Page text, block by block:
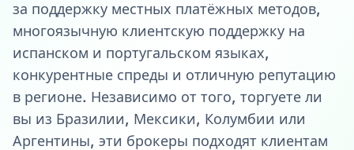
за поддержку местных платёжных методов,
многоязычную клиентскую поддержку на
испанском и португальском языках,
конкурентные спреды и отличную репутацию
в регионе. Независимо от того, торгуете ли
вы из Бразилии, Мексики, Колумбии или
Аргентины, эти брокеры подходят клиентам